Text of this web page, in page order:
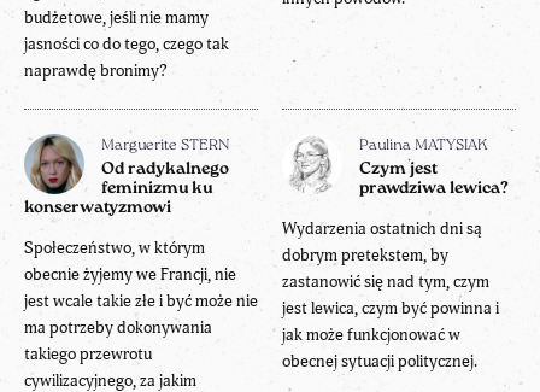
budżetowe, jeśli nie mamy
jasności co do tego, czego tak
naprawdę bronimy?
Marguerite STERN
Od radykalnego
feminizmu ku
konserwatyzmowi
Społeczeństwo, w którym
obecnie żyjemy we Francji, nie
jest wcale takie złe i być może nie
ma potrzeby dokonywania
takiego przewrotu
cywilizacyjnego, za jakim
Paulina MATYSIAK
Czym jest
prawdziwa lewica?
Wydarzenia ostatnich dni są
dobrym pretekstem, by
zastanowić się nad tym, czym
jest lewica, czym być powinna i
jak może funkcjonować w
obecnej sytuacji politycznej.